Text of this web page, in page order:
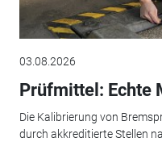
03.08.2026
Prüfmittel: Echte
Die Kalibrierung von
durch akkreditierte Stellen